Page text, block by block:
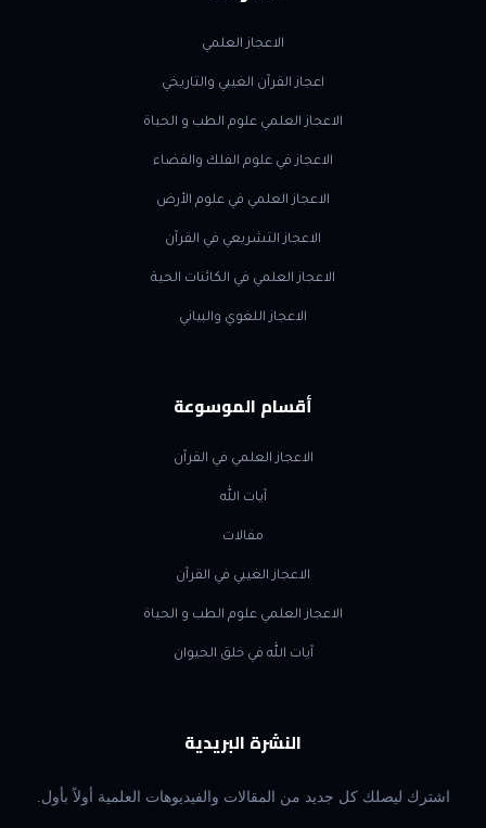
الاعجاز العلمي
اعجاز القرآن الغيبي والتاريخي
الاعجاز العلمي علوم الطب و الحياة
الاعجاز في علوم الفلك والفضاء
الاعجاز العلمي في علوم الأرض
الاعجاز التشريعي في القرآن
الاعجاز العلمي في الكائنات الحية
الاعجاز اللغوي والبياني
أقسام الموسوعة
الاعجاز العلمي في القرآن
آيات الله
مقالات
الاعجاز الغيبي في القرآن
الاعجاز العلمي علوم الطب و الحياة
آيات الله في خلق الحيوان
النشرة البريدية
اشترك ليصلك كل جديد من المقالات والفيديوهات العلمية أولاً بأول.